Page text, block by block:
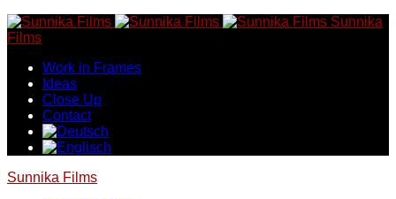
Skip
to
Sunnika
Films
Work in Frames
Ideas
Close Up
Contact
Sunnika Films